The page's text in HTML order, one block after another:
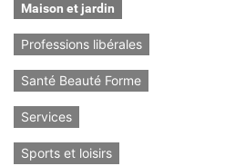
Maison et jardin
Professions libérales
Santé Beauté Forme
Services
Sports et loisirs